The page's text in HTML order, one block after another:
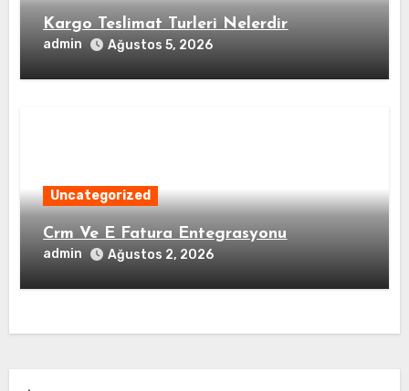
Kargo Teslimat Turleri Nelerdir
admin Ağustos 5, 2026
Uncategorized
Crm Ve E Fatura Entegrasyonu
admin Ağustos 2, 2026